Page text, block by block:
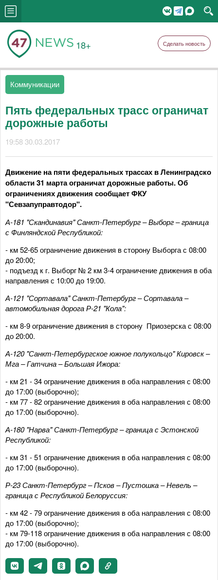
18+ Сделать новость
Коммуникации
Пять федеральных трасс ограничат
дорожные работы
19:58 30.03.2017
Движение на пяти федеральных трассах в Ленинградско
области 31 марта ограничат дорожные работы. Об
ограничениях движения сообщает ФКУ
"Севзапуправтодор".
А-181 "Скандинавия" Санкт-Петербург – Выборг – граница
с Финляндской Республикой:
- км 52-65 ограничение движения в сторону Выборга с 08:00
до 20:00;
- подъезд к г. Выборг № 2 км 3-4 ограничение движения в оба
направления с 10:00 до 19:00.
А-121 "Сортавала" Санкт-Петербург – Сортавала –
автомобильная дорога Р-21 "Кола":
- км 8-9 ограничение движения в сторону Приозерска с 08:00
до 20:00.
А-120 "Санкт-Петербургское южное полукольцо" Кировск –
Мга – Гатчина – Большая Ижора:
- км 21 - 34 ограничение движения в оба направления с 08:00
до 17:00 (выборочно);
- км 77 - 82 ограничение движения в оба направления с 08:00
до 17:00 (выборочно).
А-180 "Нарва" Санкт-Петербург – граница с Эстонской
Республикой:
- км 31 - 51 ограничение движения в оба направления с 08:00
до 17:00 (выборочно).
Р-23 Санкт-Петербург – Псков – Пустошка – Невель –
граница с Республикой Белоруссия:
- км 42 - 79 ограничение движения в оба направления с 08:00
до 17:00 (выборочно);
- км 79-118 ограничение движения в оба направления с 08:00
до 17:00 (выборочно).